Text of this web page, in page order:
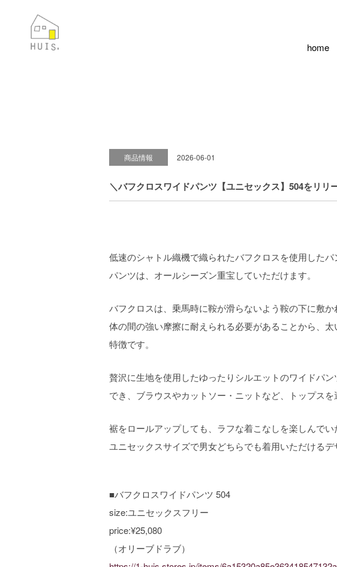
home
商品情報 2026-06-01
＼バフクロスワイドパンツ【ユニセックス】504をリリ
低速のシャトル織機で織られたバフクロスを使用した
パンツは、オールシーズン重宝していただけます。
バフクロスは、乗馬時に鞍が滑らないよう鞍の下に敷
体の間の強い摩擦に耐えられる必要があることから、
特徴です。
贅沢に生地を使用したゆったりシルエットのワイドパ
でき、ブラウスやカットソー・ニットなど、トップス
裾をロールアップしても、ラフな着こなしを楽しんでい
ユニセックスサイズで男女どちらでも着用いただけるデ
■バフクロスワイドパンツ 504
size:ユニセックスフリー
price:¥25,080
（オリーブドラブ）